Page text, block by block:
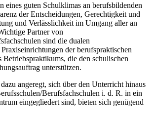
eines guten Schulklimas an berufsbildenden
der Entscheidungen, Gerechtigkeit und
und Verlässlichkeit im Umgang aller an
Partner von
sind die dualen
der berufspraktischen
Betriebspraktikums, die den schulischen
unterstützen.
angeregt, sich über den Unterricht hinaus
Berufsfachschulen i. d. R. in ein
eingegliedert sind, bieten sich genügend